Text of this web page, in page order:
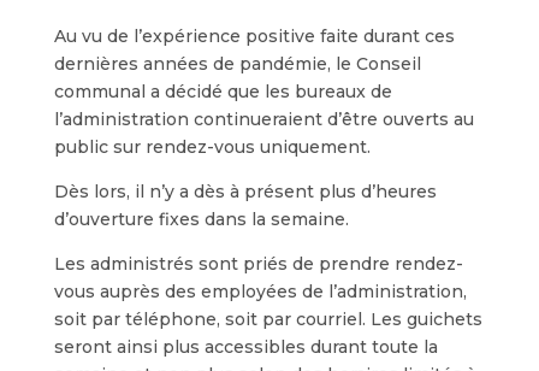
Au vu de l’expérience positive faite durant ces
dernières années de pandémie, le Conseil
communal a décidé que les bureaux de
l’administration continueraient d’être ouverts au
publicsur rendez-vous uniquement.
Dès lors, il n’y a dès à présent plus d’heures
d’ouverture fixes dans la semaine.
Les administrés sont priés de prendre rendez-
vous auprès des employées de l’administration,
soit par téléphone, soit par courriel. Les guichets
seront ainsi plus accessibles durant toute la